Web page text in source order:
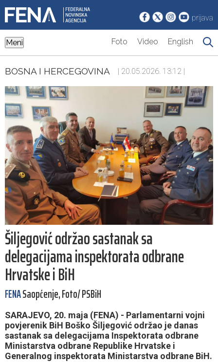
prijava
Meni Foto Video English
BOSNA I HERCEGOVINA | 20.05.2026. 13:12 |
Šiljegović održao sastanak sa
delegacijama inspektorata odbrane
Hrvatske i BiH
FENASaopćenje, Foto/ PSBiH
SARAJEVO, 20. maja (FENA) - Parlamentarni vojni
povjerenik BiH Boško Šiljegović održao je danas
sastanak sa delegacijama Inspektorata odbrane
Ministarstva odbrane Republike Hrvatske i
Generalnog inspektorata Ministarstva odbrane BiH.